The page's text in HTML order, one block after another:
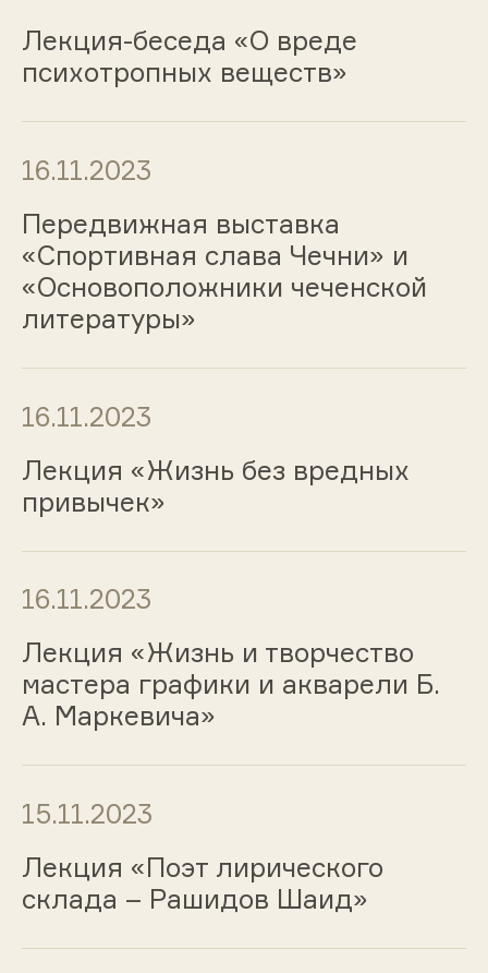
Лекция-беседа «О вреде
психотропных веществ»
16.11.2023
Передвижная выставка
«Спортивная слава Чечни» и
«Основоположники чеченской
литературы»
16.11.2023
Лекция «Жизнь без вредных
привычек»
16.11.2023
Лекция «Жизнь и творчество
мастера графики и акварели Б.
А. Маркевича»
15.11.2023
Лекция «Поэт лирического
склада – Рашидов Шаид»